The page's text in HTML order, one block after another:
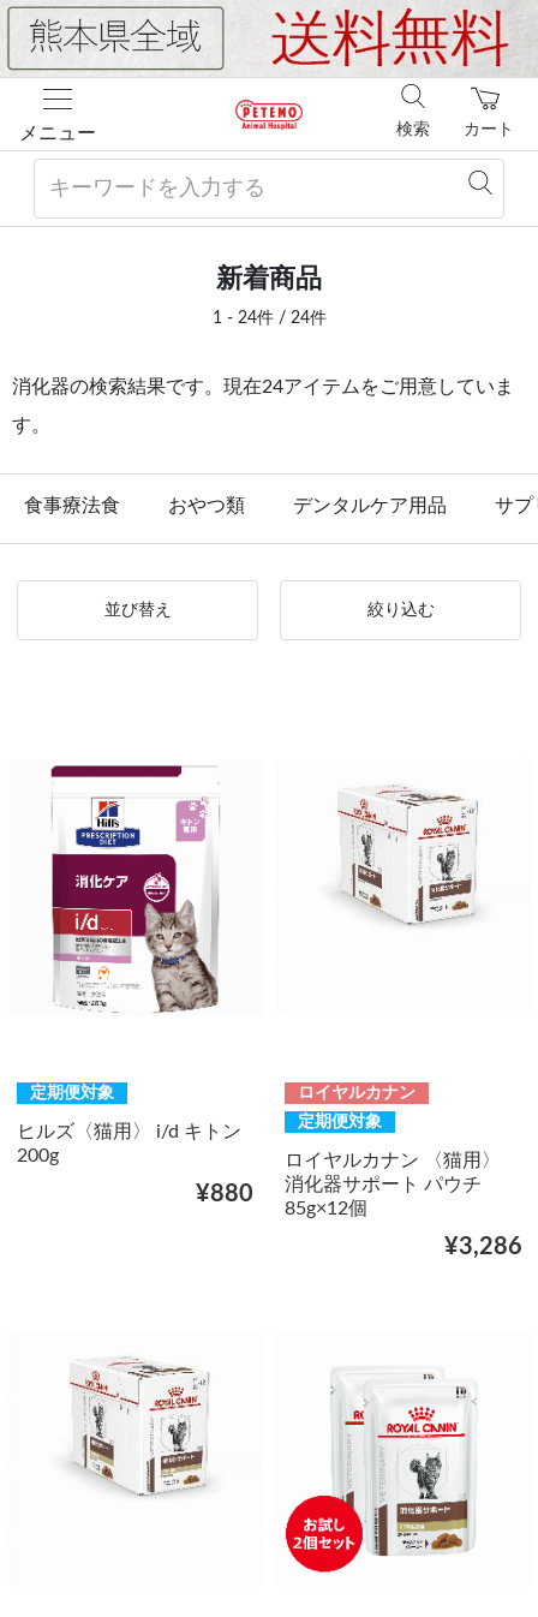
メニュー カート
検索
新着商品
1 - 24件 / 24件
消化器の検索結果です。現在24アイテムをご用意していま
す。
食事療法食 おやつ類 デンタルケア用品 サプ
並び替え 絞り込む
定期便対象
ヒルズ〈猫用〉 i/d キトン
200g
¥880
ロイヤルカナン
定期便対象
ロイヤルカナン 〈猫用〉
消化器サポート パウチ
85g×12個
¥3,286